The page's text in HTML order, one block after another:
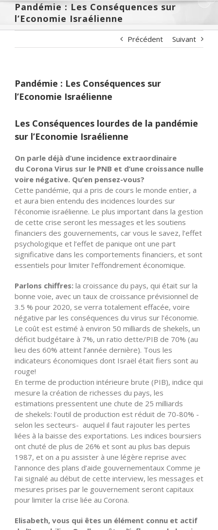
Pandémie : Les Conséquences sur
l’Economie Israélienne
Précédent Suivant
Pandémie : Les Conséquences sur
l’Economie Israélienne
Les Conséquences lourdes de la pandémie
sur l’Economie Israélienne
On parle déjà d’une incidence extraordinaire
du Corona Virus sur le PNB et d’une croissance nulle
voire négative. Qu’en pensez-vous?
Cette pandémie, qui a pris de cours le monde entier, a
et aura bien entendu des incidences lourdes sur
l’économie israélienne. Le plus important dans la gestion
de cette crise seront les messages et les soutiens
financiers des gouvernements, car vous le savez, l’effet
psychologique et l’effet de panique ont une part
significative dans les comportements financiers, et sont
essentiels pour limiter l’effondrement économique.
Parlons chiffres: la croissance du pays, qui était sur la
bonne voie, avec un taux de croissance prévisionnel de
3.5 % pour 2020, se verra totalement effacée, voire
négative par les conséquences du virus sur l’économie.
Le coût est estimé à environ 50 milliards de shekels, un
déficit budgétaire à 7%, un ratio dette/PIB de 70% (au
lieu des 60% atteint l’année dernière). Tous les
indicateurs économiques dont Israël était fiers sont au
rouge!
En terme de production intérieure brute (PIB), indice qui
mesure la création de richesses du pays, les
estimations pressentent une chute de 25 milliards
de shekels: l’outil de production est réduit de 70-80% -
selon les secteurs- auquel il faut rajouter les pertes
liées à la baisse des exportations. Les indices boursiers
ont chuté de plus de 26% et sont au plus bas depuis
1987, et on a pu assister à une légère reprise avec
l’annonce des plans d’aide gouvernementaux Comme je
l’ai signalé au début de cette interview, les messages et
mesures prises par le gouvernement seront capitaux
pour limiter la crise liée au Corona.
Elisabeth, vous qui êtes un élément connu et actif